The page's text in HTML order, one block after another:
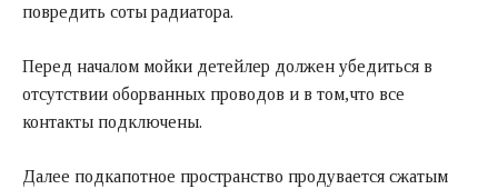
повредить соты радиатора.
Перед началом мойки детейлер должен убедиться в
отсутствии оборванных проводов и в том,что все
контакты подключены.
Далее подкапотное пространство продувается сжатым